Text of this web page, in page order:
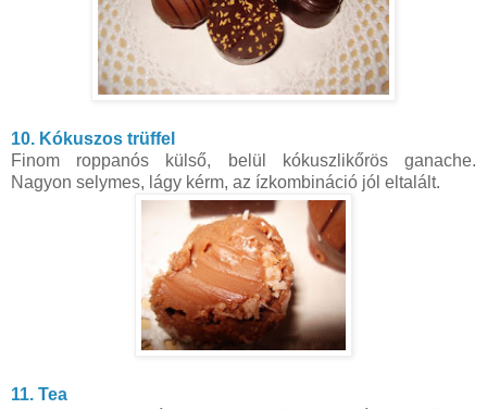
10. Kókuszos trüffel
Finom roppanós külső, belül kókuszlikőrös ganache.
Nagyon selymes, lágy kérm, az ízkombináció jól eltalált.
11. Tea